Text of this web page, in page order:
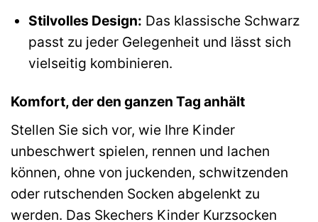
Stilvolles Design: Das klassische Schwarz
passt zu jeder Gelegenheit und lässt sich
vielseitig kombinieren.
Komfort, der den ganzen Tag anhält
Stellen Sie sich vor, wie Ihre Kinder
unbeschwert spielen, rennen und lachen
können, ohne von juckenden, schwitzenden
oder rutschenden Socken abgelenkt zu
werden. Das Skechers Kinder Kurzsocken